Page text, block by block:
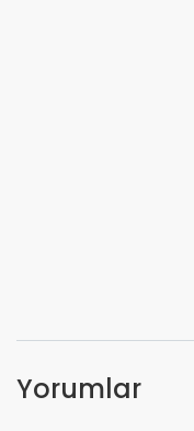
Yorumlar